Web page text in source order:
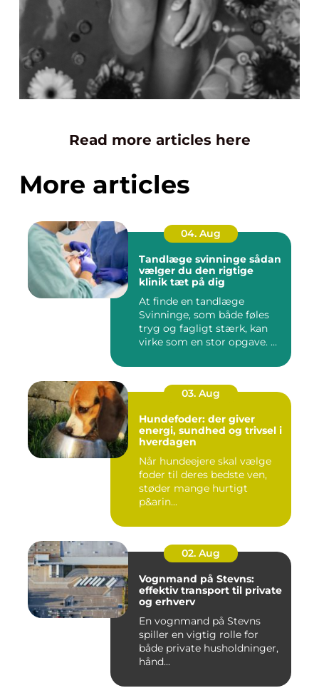
Read more articles here
More articles
04. Aug
Tandlæge svinninge sådan
vælger du den rigtige
klinik tæt på dig
At finde en tandlæge
Svinninge, som både føles
tryg og fagligt stærk, kan
virke som en stor opgave. ...
03. Aug
Hundefoder: der giver
energi, sundhed og trivsel i
hverdagen
Når hundeejere skal vælge
foder til deres bedste ven,
støder mange hurtigt
p&arin...
02. Aug
Vognmand på Stevns:
effektiv transport til private
og erhverv
En vognmand på Stevns
spiller en vigtig rolle for
både private husholdninger,
hånd...